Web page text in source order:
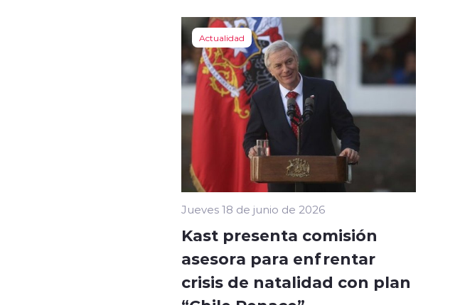
Actualidad
Jueves 18 de junio de 2026
Kast presenta comisión
asesora para enfrentar
crisis de natalidad con plan